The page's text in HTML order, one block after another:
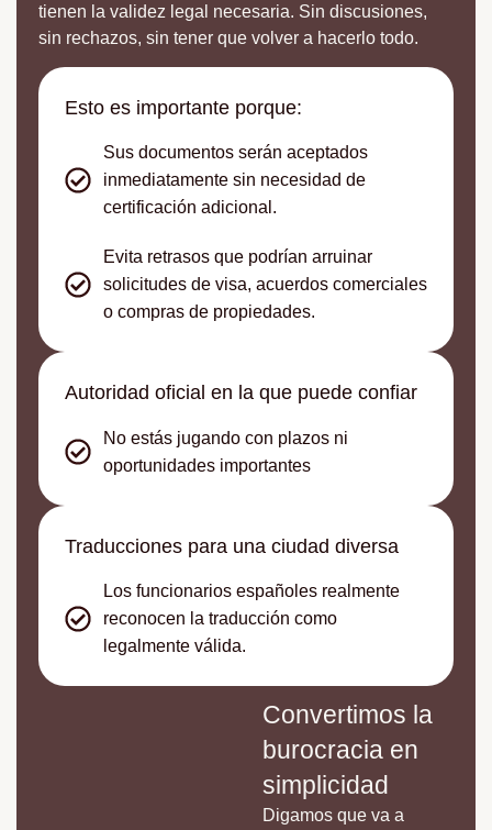
tienen la validez legal necesaria. Sin discusiones,
sin rechazos, sin tener que volver a hacerlo todo.
Esto es importante porque:
Sus documentos serán aceptados
inmediatamente sin necesidad de
certificación adicional.
Evita retrasos que podrían arruinar
solicitudes de visa, acuerdos comerciales
o compras de propiedades.
Autoridad oficial en la que puede confiar
No estás jugando con plazos ni
oportunidades importantes
Traducciones para una ciudad diversa
Los funcionarios españoles realmente
reconocen la traducción como
legalmente válida.
Convertimos la
burocracia en
simplicidad
Digamos que va a